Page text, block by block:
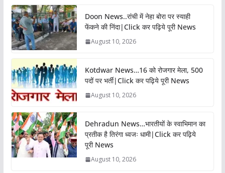
Doon News..रांची में नेहा बोरा पर स्याही
फेंकने की निंदा|Click कर पढ़िये पूरी News
August 10, 2026
Kotdwar News…16 को रोजगार मेला, 500
पदों पर भर्ती|Click कर पढ़िये पूरी News
August 10, 2026
Dehradun News…भारतीयों के स्वाभिमान का
प्रतीक है तिरंगा ध्वजः धामी|Click कर पढ़िये
पूरी News
August 10, 2026